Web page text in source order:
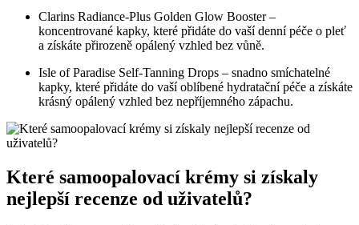
Clarins Radiance-Plus Golden Glow Booster –
koncentrované kapky, které přidáte do vaší denní péče o pleť
a získáte přirozeně opálený vzhled bez vůně.
Isle of Paradise Self-Tanning Drops – snadno smíchatelné
kapky, které přidáte do vaší oblíbené hydratační péče a získáte
krásný opálený vzhled bez nepříjemného zápachu.
Které samoopalovací krémy si získaly
nejlepší recenze od uživatelů?